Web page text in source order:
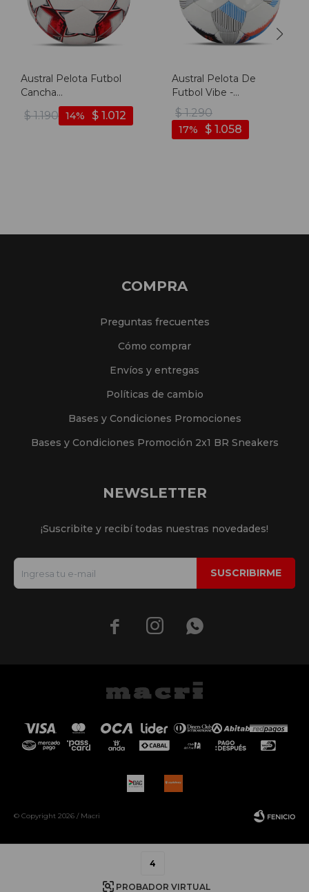
4
PROBADOR VIRTUAL
Austral Pelota Futbol
Cancha
Blanco/rojo/negro -
Blanco-rojo
$ 1.190 $ 1.012
14
Austral Pelota De
Futbol Vibe -
Blanco/multicolor -
Blanco-multicolor
$ 1.290
$ 1.058
17
COMPRA
Preguntas frecuentes
Cómo comprar
Envíos y entregas
Políticas de cambio
Bases y Condiciones Promociones
Bases y Condiciones Promoción 2x1 BR Sneakers
NEWSLETTER
¡Suscribite y recibí todas nuestras novedades!
SUSCRIBIRME
  
© Copyright 2026 / Macri